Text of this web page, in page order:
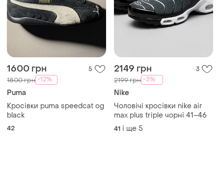
1600 грн 5
1800 грн -12%
Puma
Кросівки puma speedcat og
black
42
2149 грн 3
2199 грн -3%
Nike
Чоловічі кросівки nike air
max plus triple чорні 41–46
41 і ще 5